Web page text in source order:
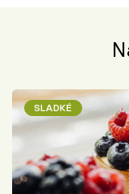
SLADKÉ